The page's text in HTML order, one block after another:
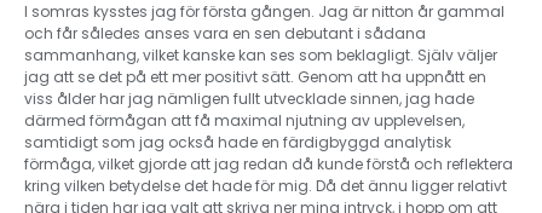
I somras kysstes jag för första gången. Jag är nitton år gammal
och får således anses vara en sen debutant i sådana
sammanhang, vilket kanske kan ses som beklagligt. Själv väljer
jag att se det på ett mer positivt sätt. Genom att ha uppnått en
viss ålder har jag nämligen fullt utvecklade sinnen, jag hade
därmed förmågan att få maximal njutning av upplevelsen,
samtidigt som jag också hade en färdigbyggd analytisk
förmåga, vilket gjorde att jag redan då kunde förstå och reflektera
kring vilken betydelse det hade för mig. Då det ännu ligger relativt
nära i tiden har jag valt att skriva ner mina intryck, i hopp om att